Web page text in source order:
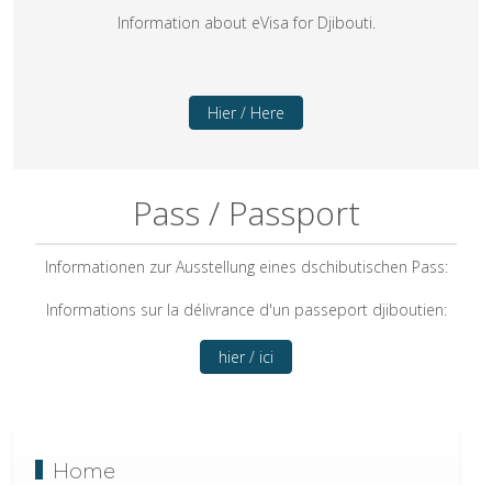
Information about eVisa for Djibouti.
Hier / Here
Pass / Passport
Informationen zur Ausstellung eines dschibutischen Pass:
Informations sur la délivrance d'un passeport djiboutien:
hier / ici
Home